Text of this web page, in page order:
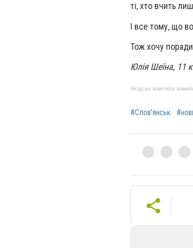
ті, хто вчить
І все тому, що
Тож хочу
Юлія Шеїна, 11
Якщо ви помітили
#Слов'янськ